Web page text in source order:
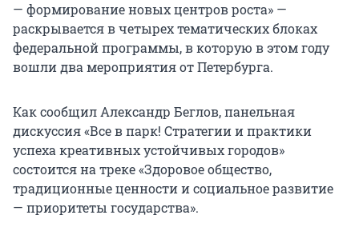
— формирование новых центров роста» —
раскрывается в четырех тематических блоках
федеральной программы, в которую в этом году
вошли два мероприятия от Петербурга.
Как сообщил Александр Беглов, панельная
дискуссия «Все в парк! Стратегии и практики
успеха креативных устойчивых городов»
состоится на треке «Здоровое общество,
традиционные ценности и социальное развитие
— приоритеты государства».